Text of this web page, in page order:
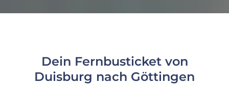
Dein Fernbusticket von
Duisburg nach Göttingen